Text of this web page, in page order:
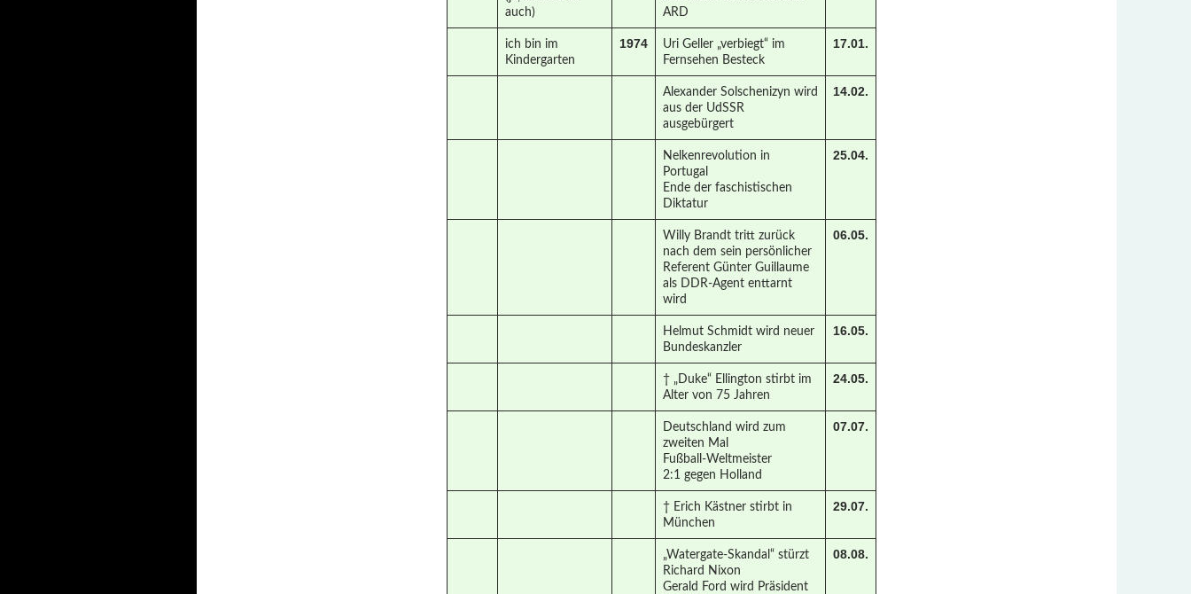
auch)
ARD
ich bin im
Kindergarten
1974
Uri Geller „verbiegt“ im
Fernsehen Besteck
17.01.
Alexander Solschenizyn wird
aus der UdSSR
ausgebürgert
14.02.
Nelkenrevolution in
Portugal
Ende der faschistischen
Diktatur
25.04.
Willy Brandt tritt zurück
nach dem sein persönlicher
Referent Günter Guillaume
als DDR-Agent enttarnt
wird
06.05.
Helmut Schmidt wird neuer
Bundeskanzler
16.05.
† „Duke“ Ellington stirbt im
Alter von 75 Jahren
24.05.
Deutschland wird zum
zweiten Mal
Fußball-Weltmeister
2:1 gegen Holland
07.07.
† Erich Kästner stirbt in
München
29.07.
„Watergate-Skandal“ stürzt
Richard Nixon
Gerald Ford wird Präsident
08.08.